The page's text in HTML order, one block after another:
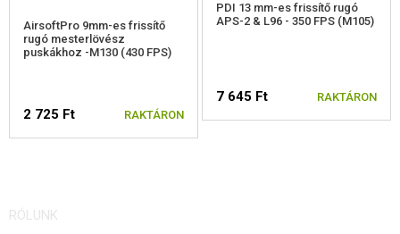
AirsoftPro 9mm-es frissítő
rugó mesterlövész
puskákhoz -M130 (430 FPS)
2 725 Ft RAKTÁRON
PDI 13 mm-es frissítő rugó
APS-2 & L96 - 350 FPS (M105)
7 645 Ft RAKTÁRON
RÓLUNK